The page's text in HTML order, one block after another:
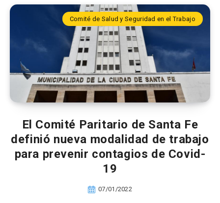
Comité de Salud y Seguridad en el Trabajo
El Comité Paritario de Santa Fe
definió nueva modalidad de trabajo
para prevenir contagios de Covid-
19
07/01/2022